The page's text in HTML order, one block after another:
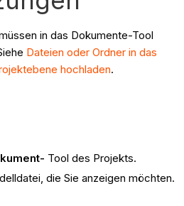
in das Dokumente-Tool
Dateien oder Ordner in das
hochladen.
Tool des Projekts.
die Sie anzeigen möchten.